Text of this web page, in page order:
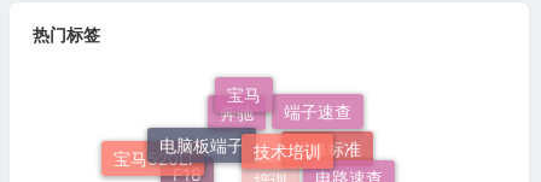
热门标签
电路速查
技术培训
电脑板端子
宝马520Li
维修标准
端子速查
宝马
奔驰